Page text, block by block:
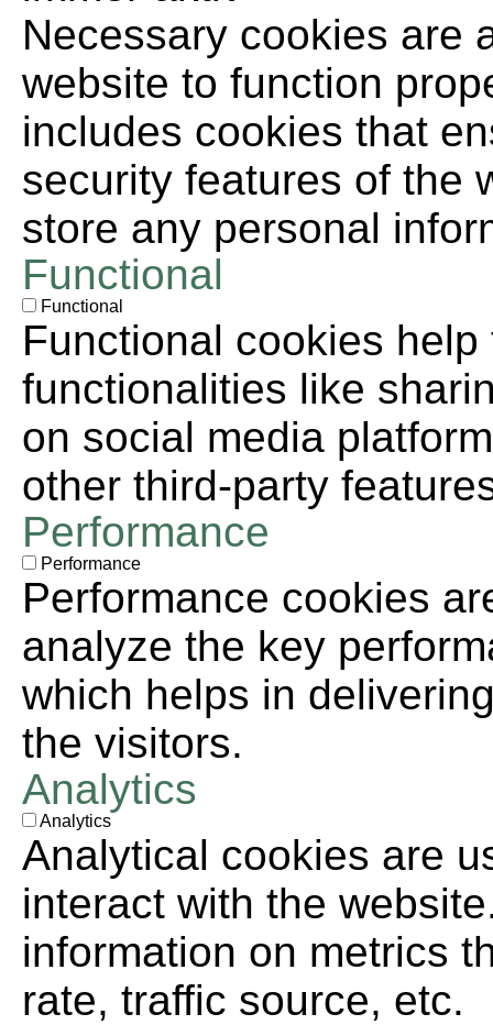
Necessary cookies are
website to function
includes cookies that
security features of the
store any personal
Functional
Functional
Functional cookies
functionalities like
on social media
other third-party
Performance
Performance
Performance cookies
analyze the key
which helps in
the visitors.
Analytics
Analytics
Analytical cookies are
interact with the
information on metrics
rate, traffic source, etc.